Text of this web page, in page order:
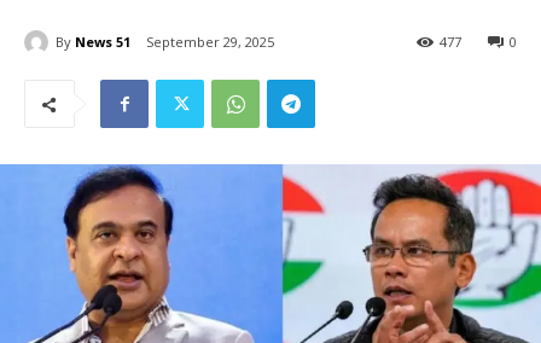
By News 51 September 29, 2025 0
477